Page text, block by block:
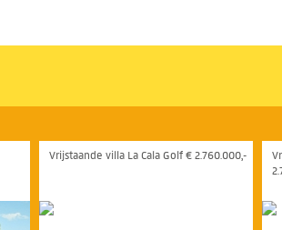
Vrijstaande villa La Cala Golf € 2.760.000,-